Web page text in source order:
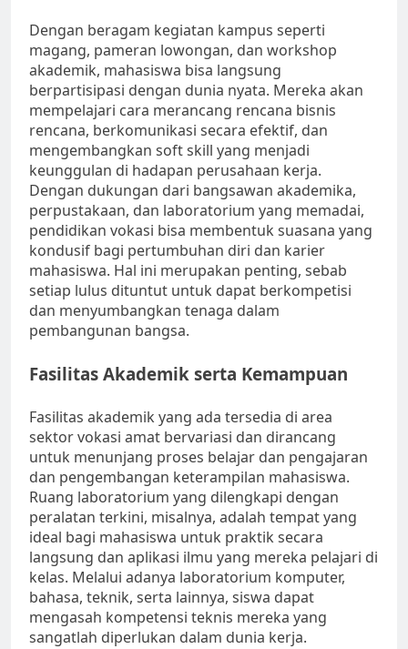
Dengan beragam kegiatan kampus seperti
magang, pameran lowongan, dan workshop
akademik, mahasiswa bisa langsung
berpartisipasi dengan dunia nyata. Mereka akan
mempelajari cara merancang rencana bisnis
rencana, berkomunikasi secara efektif, dan
mengembangkan soft skill yang menjadi
keunggulan di hadapan perusahaan kerja.
Dengan dukungan dari bangsawan akademika,
perpustakaan, dan laboratorium yang memadai,
pendidikan vokasi bisa membentuk suasana yang
kondusif bagi pertumbuhan diri dan karier
mahasiswa. Hal ini merupakan penting, sebab
setiap lulus dituntut untuk dapat berkompetisi
dan menyumbangkan tenaga dalam
pembangunan bangsa.
Fasilitas Akademik serta Kemampuan
Fasilitas akademik yang ada tersedia di area
sektor vokasi amat bervariasi dan dirancang
untuk menunjang proses belajar dan pengajaran
dan pengembangan keterampilan mahasiswa.
Ruang laboratorium yang dilengkapi dengan
peralatan terkini, misalnya, adalah tempat yang
ideal bagi mahasiswa untuk praktik secara
langsung dan aplikasi ilmu yang mereka pelajari di
kelas. Melalui adanya laboratorium komputer,
bahasa, teknik, serta lainnya, siswa dapat
mengasah kompetensi teknis mereka yang
sangatlah diperlukan dalam dunia kerja.